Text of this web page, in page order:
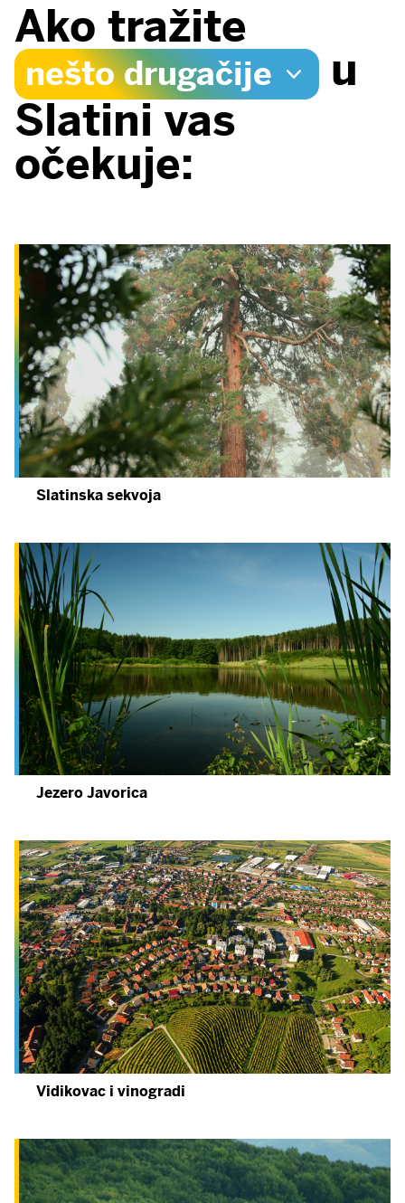
Ako tražite
nešto drugačije
u
Slatini vas
očekuje:
Slatinska sekvoja
Jezero Javorica
Vidikovac i vinogradi